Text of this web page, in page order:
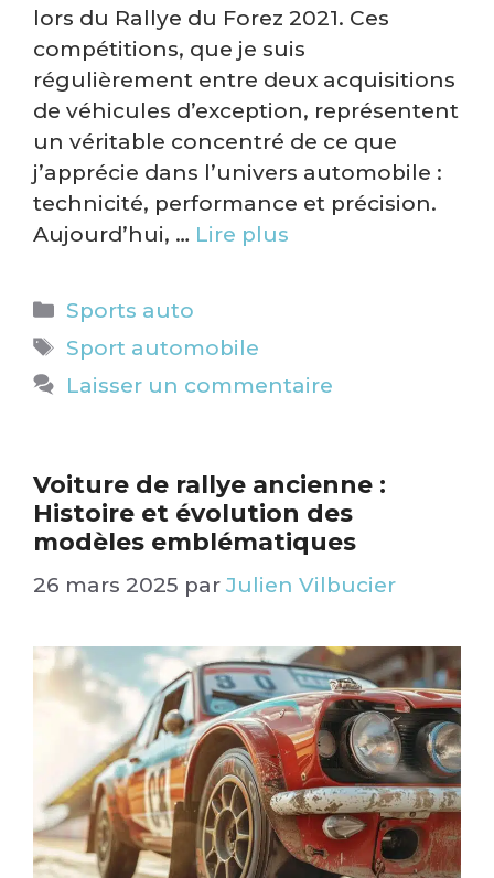
lors du Rallye du Forez 2021. Ces
compétitions, que je suis
régulièrement entre deux acquisitions
de véhicules d’exception, représentent
un véritable concentré de ce que
j’apprécie dans l’univers automobile :
technicité, performance et précision.
Aujourd’hui, … Lire plus
Catégories
Sports auto
Étiquettes
Sport automobile
Laisser un commentaire
Voiture de rallye ancienne :
Histoire et évolution des
modèles emblématiques​
26 mars 2025 par Julien Vilbucier